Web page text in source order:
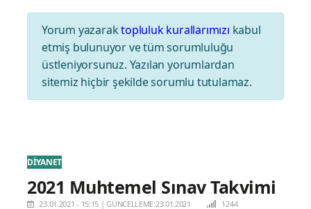
Yorum yazaraktopluluk kurallarımızı kabul
etmiş bulunuyor ve tüm sorumluluğu
üstleniyorsunuz. Yazılan yorumlardan
sitemiz hiçbir şekilde sorumlu tutulamaz.
DİYANET
2021 Muhtemel Sınav Takvimi
23.01.2021 - 15:15 |GÜNCELLEME:23.01.2021
1244